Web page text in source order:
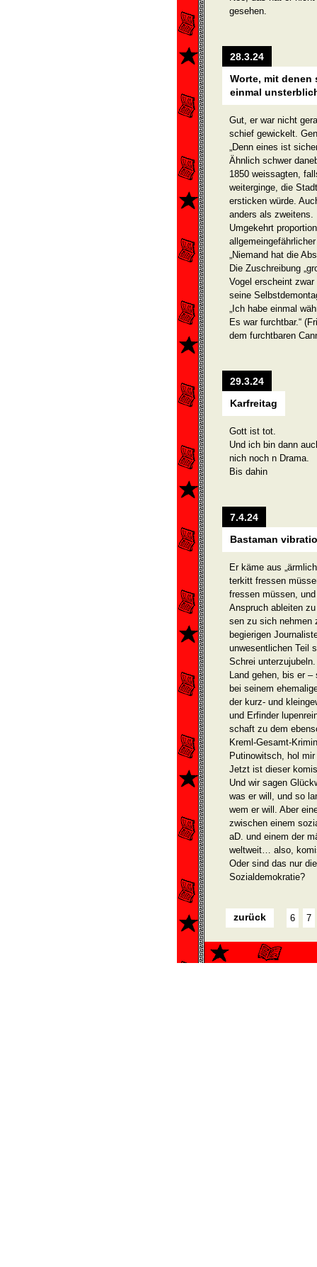
gesehen.
28.3.24
Worte, mit denen
einmal
Gut, er war nicht
schief gewickelt.
„Denn eines ist
Ähnlich schwer
1850 weissagten,
weiterginge, die
ersticken würde.
anders als zweitens.
Umgekehrt
„Niemand hat die
Die Zuschreibung
Vogel erscheint
seine
„Ich habe einmal
Es war furchtbar.“
dem furchtbaren
29.3.24
Karfreitag
Gott ist tot.
Und ich bin dann
nich noch n Drama.
Bis dahin
7.4.24
Bastaman
Er käme aus
terkitt fressen
fressen müssen,
Anspruch ableiten
sen zu sich nehmen
begierigen
unwesentlichen Teil
Schrei
Land gehen, bis er
bei seinem
der kurz- und
und Erfinder
schaft zu dem
Kreml-Gesamt-
Putinowitsch, hol
Jetzt ist dieser
Und wir sagen
was er will, und so
wem er will. Aber
zwischen einem
aD. und einem der
weltweit… also,
Oder sind das nur
Sozialdemokratie?
zurück 6 7